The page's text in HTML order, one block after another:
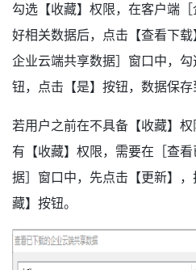
勾选【收藏】权限，在客户端
好相关数据后，点击【查看下
企业云端共享数据］窗口中，
钮，点击【是】按钮，数据保存
若用户之前在不具备【收藏】
有【收藏】权限，需要在［查
据］窗口中，先点击【更新】
藏】按钮。